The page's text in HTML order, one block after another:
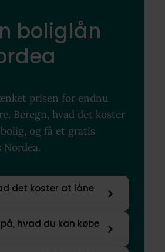
boliglån
prisen for endnu
Beregn, hvad det koster
og få et gratis
Nordea.
det koster at låne
hvad du kan købe